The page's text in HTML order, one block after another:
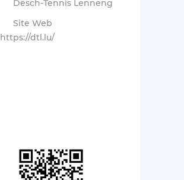
Dësch-Tennis Lenneng
Site Web
https://dtl.lu/